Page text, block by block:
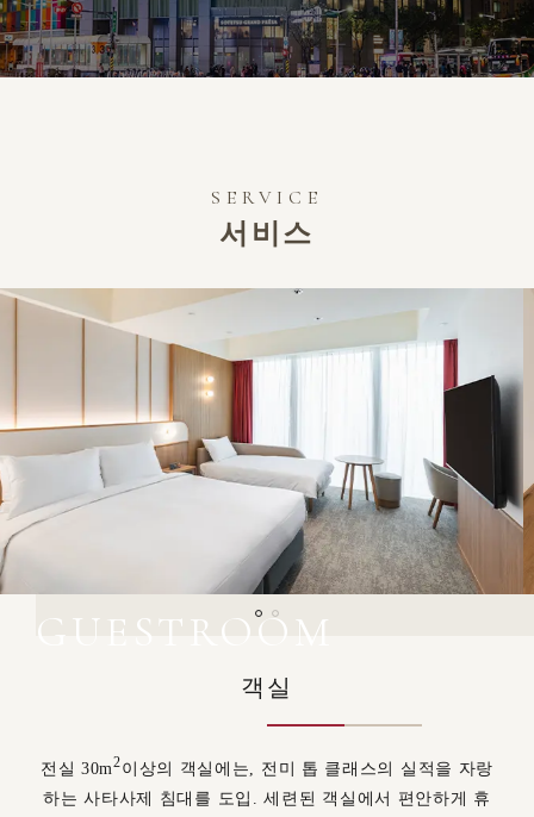
SERVICE
서비스
객실
전실 30m2이상의 객실에는, 전미 톱 클래스의 실적을 자랑
하는 사타사제 침대를 도입. 세련된 객실에서 편안하게 휴
GUESTROOM